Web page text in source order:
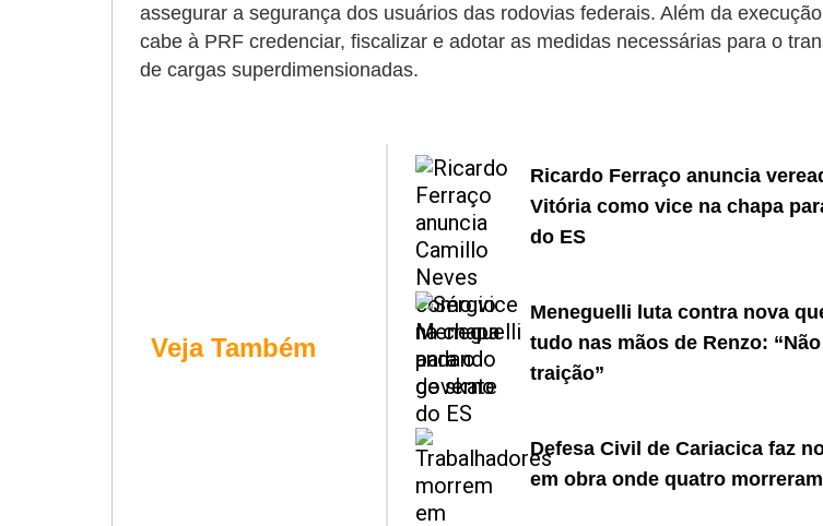
assegurar a segurança dos usuários das rodovias federais. Além da
cabe à PRF credenciar, fiscalizar e adotar as medidas necessárias para o
de cargas superdimensionadas.
Veja Também
Ricardo Ferraço anuncia
Vitória como vice na chapa
do ES
Meneguelli luta contra nova
tudo nas mãos de Renzo:
traição”
Defesa Civil de Cariacica faz
em obra onde quatro